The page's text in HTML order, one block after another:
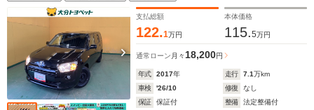
支払総額
122.1万円
本体価格
115.5万円
通常ローン 月々 18,200円
年式 2017年 走行 7.1万km
車検
'26/10 修復
なし
保証
保証付 整備
法定整備付